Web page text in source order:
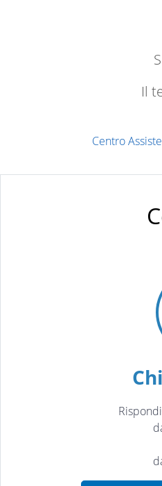
Il
Centro